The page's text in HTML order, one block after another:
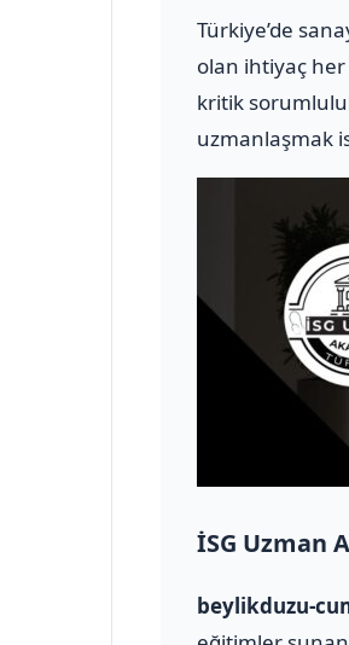
Türkiye’de
olan ihtiyaç
kritik
uzmanlaşmak
İSG Uzman
beylikduzu-